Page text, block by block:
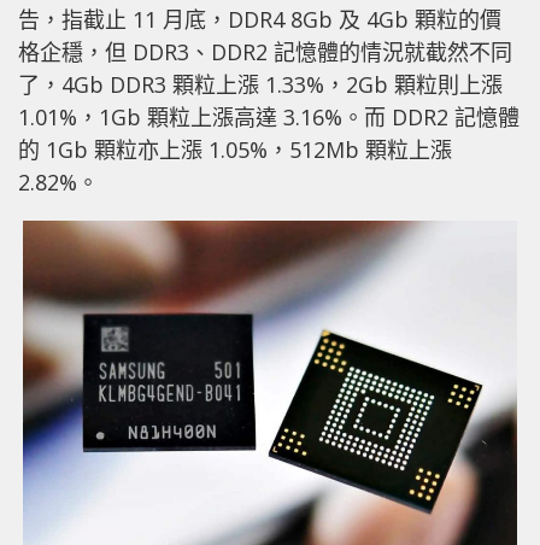
告，指截止 11 月底，DDR4 8Gb 及 4Gb 顆粒的價
格企穩，但 DDR3、DDR2 記憶體的情況就截然不同
了，4Gb DDR3 顆粒上漲 1.33%，2Gb 顆粒則上漲
1.01%，1Gb 顆粒上漲高達 3.16%。而 DDR2 記憶體
的 1Gb 顆粒亦上漲 1.05%，512Mb 顆粒上漲
2.82%。